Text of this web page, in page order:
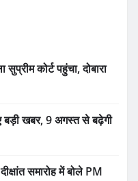
कोर्ट पहुंचा, दोबारा
बड़ी खबर, 9 अगस्त से बढ़ेगी
समारोह में बोले PM